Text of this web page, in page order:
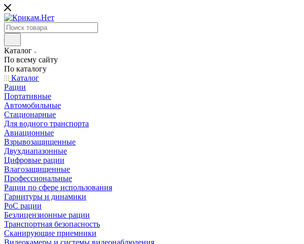
Каталог
По всему сайту
По каталогу
Каталог
Рации
Портативные
Автомобильные
Стационарные
Для водного транспорта
Авиационные
Взрывозащищенные
Двухдиапазонные
Цифровые рации
Влагозащищенные
Профессиональные
Рации по сфере использования
Гарнитуры и динамики
PoC рации
Безлицензионные рации
Транспортная безопасность
Сканирующие приемники
Видеокамеры и системы видеонаблюдения